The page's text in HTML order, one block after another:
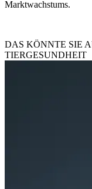
Marktwachstums.
DAS KÖNNTE SIE
TIERGESUNDHEIT